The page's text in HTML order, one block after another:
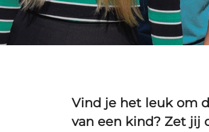
Vind je het leuk om
van een kind? Zet jij